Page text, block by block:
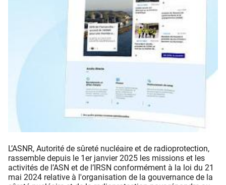
L’ASNR, Autorité de sûreté nucléaire et de radioprotection,
rassemble depuis le 1er janvier 2025 les missions et les
activités de l’ASN et de l’IRSN conformément à la loi du 21
mai 2024 relative à l'organisation de la gouvernance de la